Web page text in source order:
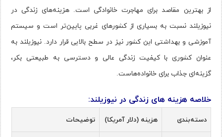
از بهترین مقاصد برای مهاجرت خانوادگی است. هزینه‌های زندگی در
نیوزیلند نسبت به بسیاری از کشورهای غربی پایین‌تر است و سیستم
آموزشی و بهداشتی این کشور نیز در سطح بالایی قرار دارد. نیوزیلند به
عنوان کشوری با کیفیت زندگی عالی و دسترسی به طبیعتی بکر،
گزینه‌ای جذاب برای خانواده‌هاست.
خلاصه هزینه های زندگی در نیوزیلند:
دسته‌بندی هزینه (دلار آمریکا) توضیحات